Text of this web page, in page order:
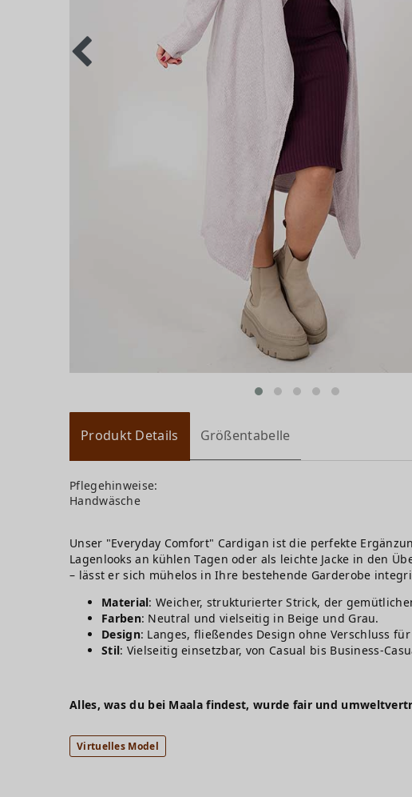
Produkt Details Größentabelle
Pflegehinweise:
Handwäsche
Unser "Everyday Comfort" Cardigan ist die perfekte
Lagenlooks an kühlen Tagen oder als leichte Jacke in den
– lässt er sich mühelos in Ihre bestehende Garderobe
Material: Weicher, strukturierter Strick, der
Farben: Neutral und vielseitig in Beige und Grau.
Design: Langes, fließendes Design ohne Verschluss
Stil: Vielseitig einsetzbar, von Casual bis Business-
Alles, was du bei Maala findest, wurde fair und
Virtuelles Model